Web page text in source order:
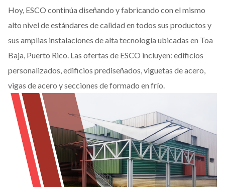
Hoy, ESCO continúa diseñando y fabricando con el mismo
alto nivel de estándares de calidad en todos sus productos y
sus amplias instalaciones de alta tecnología ubicadas en Toa
Baja, Puerto Rico. Las ofertas de ESCO incluyen: edificios
personalizados, edificios prediseñados, viguetas de acero,
vigas de acero y secciones de formado en frío.